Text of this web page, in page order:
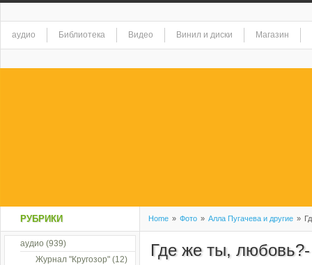
аудио Библиотека Видео Винил и диски Магазин
Home » Фото » Алла Пугачева и другие »
Где же ты,
РУБРИКИ
аудио (939)
Журнал "Кругозор" (12)